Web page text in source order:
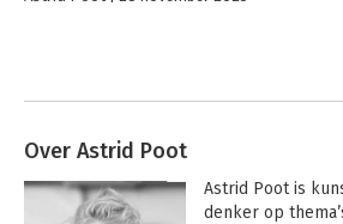
Over Astrid Poot
Astrid Poot is
denker op